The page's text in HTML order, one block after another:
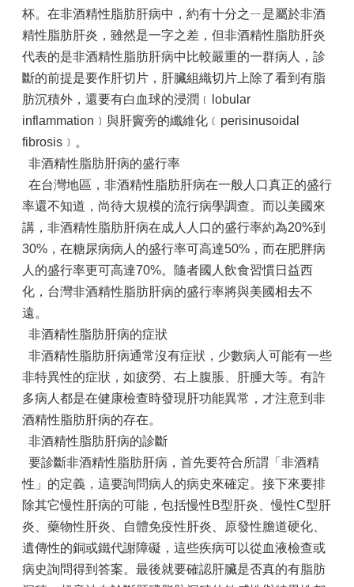
杯。在非酒精性脂肪肝病中，約有十分之ㄧ是屬於非酒
精性脂肪肝炎，雖然是一字之差，但非酒精性脂肪肝炎
代表的是非酒精性脂肪肝病中比較嚴重的一群病人，診
斷的前提是要作肝切片，肝臟組織切片上除了看到有脂
肪沉積外，還要有白血球的浸潤﹝lobular
inflammation﹞與肝竇旁的纖維化﹝perisinusoidal
fibrosis﹞。
非酒精性脂肪肝病的盛行率
在台灣地區，非酒精性脂肪肝病在一般人口真正的盛行
率還不知道，尚待大規模的流行病學調查。而以美國來
講，非酒精性脂肪肝病在成人人口的盛行率約為20%到
30%，在糖尿病病人的盛行率可高達50%，而在肥胖病
人的盛行率更可高達70%。隨者國人飲食習慣日益西
化，台灣非酒精性脂肪肝病的盛行率將與美國相去不
遠。
非酒精性脂肪肝病的症狀
非酒精性脂肪肝病通常沒有症狀，少數病人可能有一些
非特異性的症狀，如疲勞、右上腹脹、肝腫大等。有許
多病人都是在健康檢查時發現肝功能異常，才注意到非
酒精性脂肪肝病的存在。
非酒精性脂肪肝病的診斷
要診斷非酒精性脂肪肝病，首先要符合所謂「非酒精
性」的定義，這要詢問病人的病史來確定。接下來要排
除其它慢性肝病的可能，包括慢性B型肝炎、慢性C型肝
炎、藥物性肝炎、自體免疫性肝炎、原發性膽道硬化、
遺傳性的銅或鐵代謝障礙，這些疾病可以從血液檢查或
病史詢問得到答案。最後就要確認肝臟是否真的有脂肪